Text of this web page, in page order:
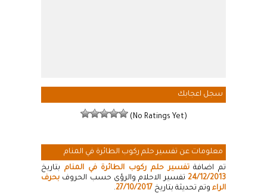
سجل اعجابك
(No Ratings Yet)
معلومات عن تفسير حلم ركوب الطائرة في المنام
تم اضافةتفسير حلم ركوب الطائرة في المنام بتاريخ
24/12/2013 تفسير الاحلام والرؤى حسب الحروف بحرف
الراء وتم تحديثة بتاريخ 27/10/2017
.